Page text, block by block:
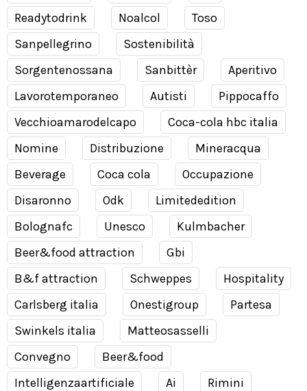
Readytodrink
Noalcol
Toso
Sanpellegrino
Sostenibilità
Sorgentenossana
Sanbittèr
Aperitivo
Lavorotemporaneo
Autisti
Pippocaffo
Vecchioamarodelcapo
Coca-cola hbc italia
Nomine
Distribuzione
Mineracqua
Beverage
Coca cola
Occupazione
Disaronno
Odk
Limitededition
Bolognafc
Unesco
Kulmbacher
Beer&food attraction
Gbi
B&f attraction
Schweppes
Hospitality
Carlsberg italia
Onestigroup
Partesa
Swinkels italia
Matteosasselli
Convegno
Beer&food
Intelligenzaartificiale
Ai
Rimini